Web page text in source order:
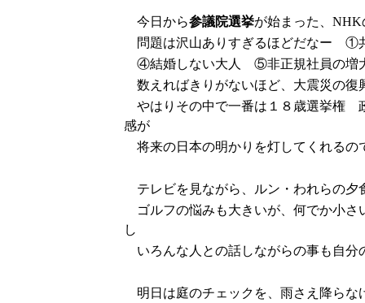
今日から参議院選挙が始まった、NHK
問題は沢山ありすぎるほどだなー
④結婚しない大人 ⑤非正規社員の増
数えればきりがないほど、大震災の復
やはりその中で一番は１８歳選挙権
感が
将来の日本の明かりを灯してくれるの
テレビを見ながら、ルン・われらの夕
ゴルフの悩みも大きいが、何でか小さ
し
いろんな人との話しながらの事も自分
明日は庭のチェックを、雨さえ降ら